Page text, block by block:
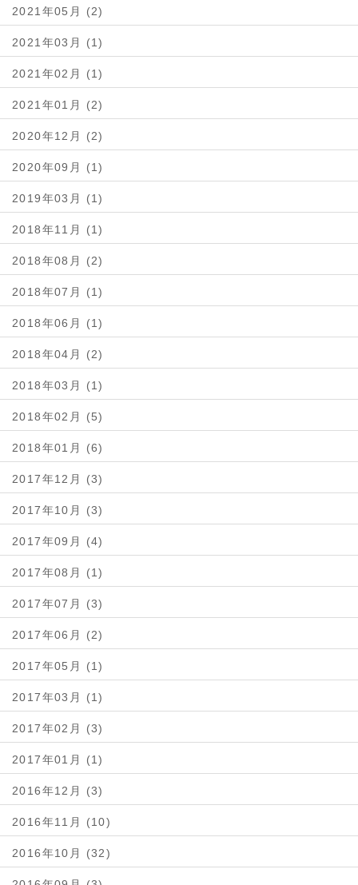
2021年05月 (2)
2021年03月 (1)
2021年02月 (1)
2021年01月 (2)
2020年12月 (2)
2020年09月 (1)
2019年03月 (1)
2018年11月 (1)
2018年08月 (2)
2018年07月 (1)
2018年06月 (1)
2018年04月 (2)
2018年03月 (1)
2018年02月 (5)
2018年01月 (6)
2017年12月 (3)
2017年10月 (3)
2017年09月 (4)
2017年08月 (1)
2017年07月 (3)
2017年06月 (2)
2017年05月 (1)
2017年03月 (1)
2017年02月 (3)
2017年01月 (1)
2016年12月 (3)
2016年11月 (10)
2016年10月 (32)